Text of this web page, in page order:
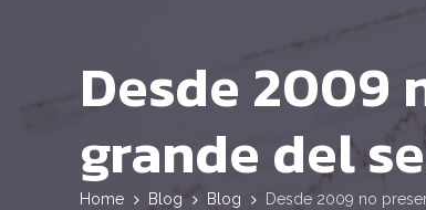
Desde 2009
grande del
Home Blog Blog Desde 2009 no